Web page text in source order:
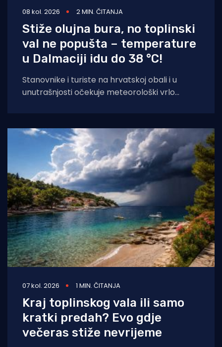
08 kol. 2026 2 MIN. ČITANJA
Stiže olujna bura, no toplinski
val ne popušta – temperature
u Dalmaciji idu do 38 °C!
Stanovnike i turiste na hrvatskoj obali i u
unutrašnjosti očekuje meteorološki vrlo
07 kol. 2026 1 MIN. ČITANJA
Kraj toplinskog vala ili samo
kratki predah? Evo gdje
večeras stiže nevrijeme